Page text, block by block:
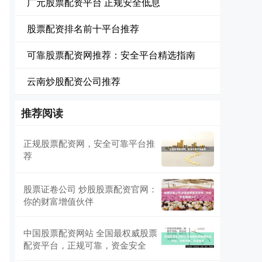
股票配资排名前十平台推荐
可靠股票配资网推荐：安全平台精选指南
云南炒股配资公司推荐
推荐阅读
正规股票配资网，安全可靠平台推
荐
股票证卷公司 炒股股票配资官网：
你的财富增值伙伴
中国股票配资网站 全国最权威股票
配资平台，正规可靠，资金安全